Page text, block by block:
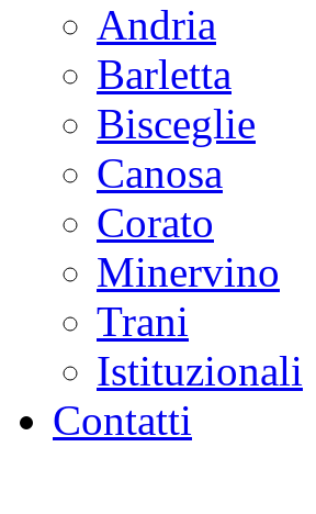
Andria
Barletta
Bisceglie
Canosa
Corato
Minervino
Trani
Istituzionali
Contatti